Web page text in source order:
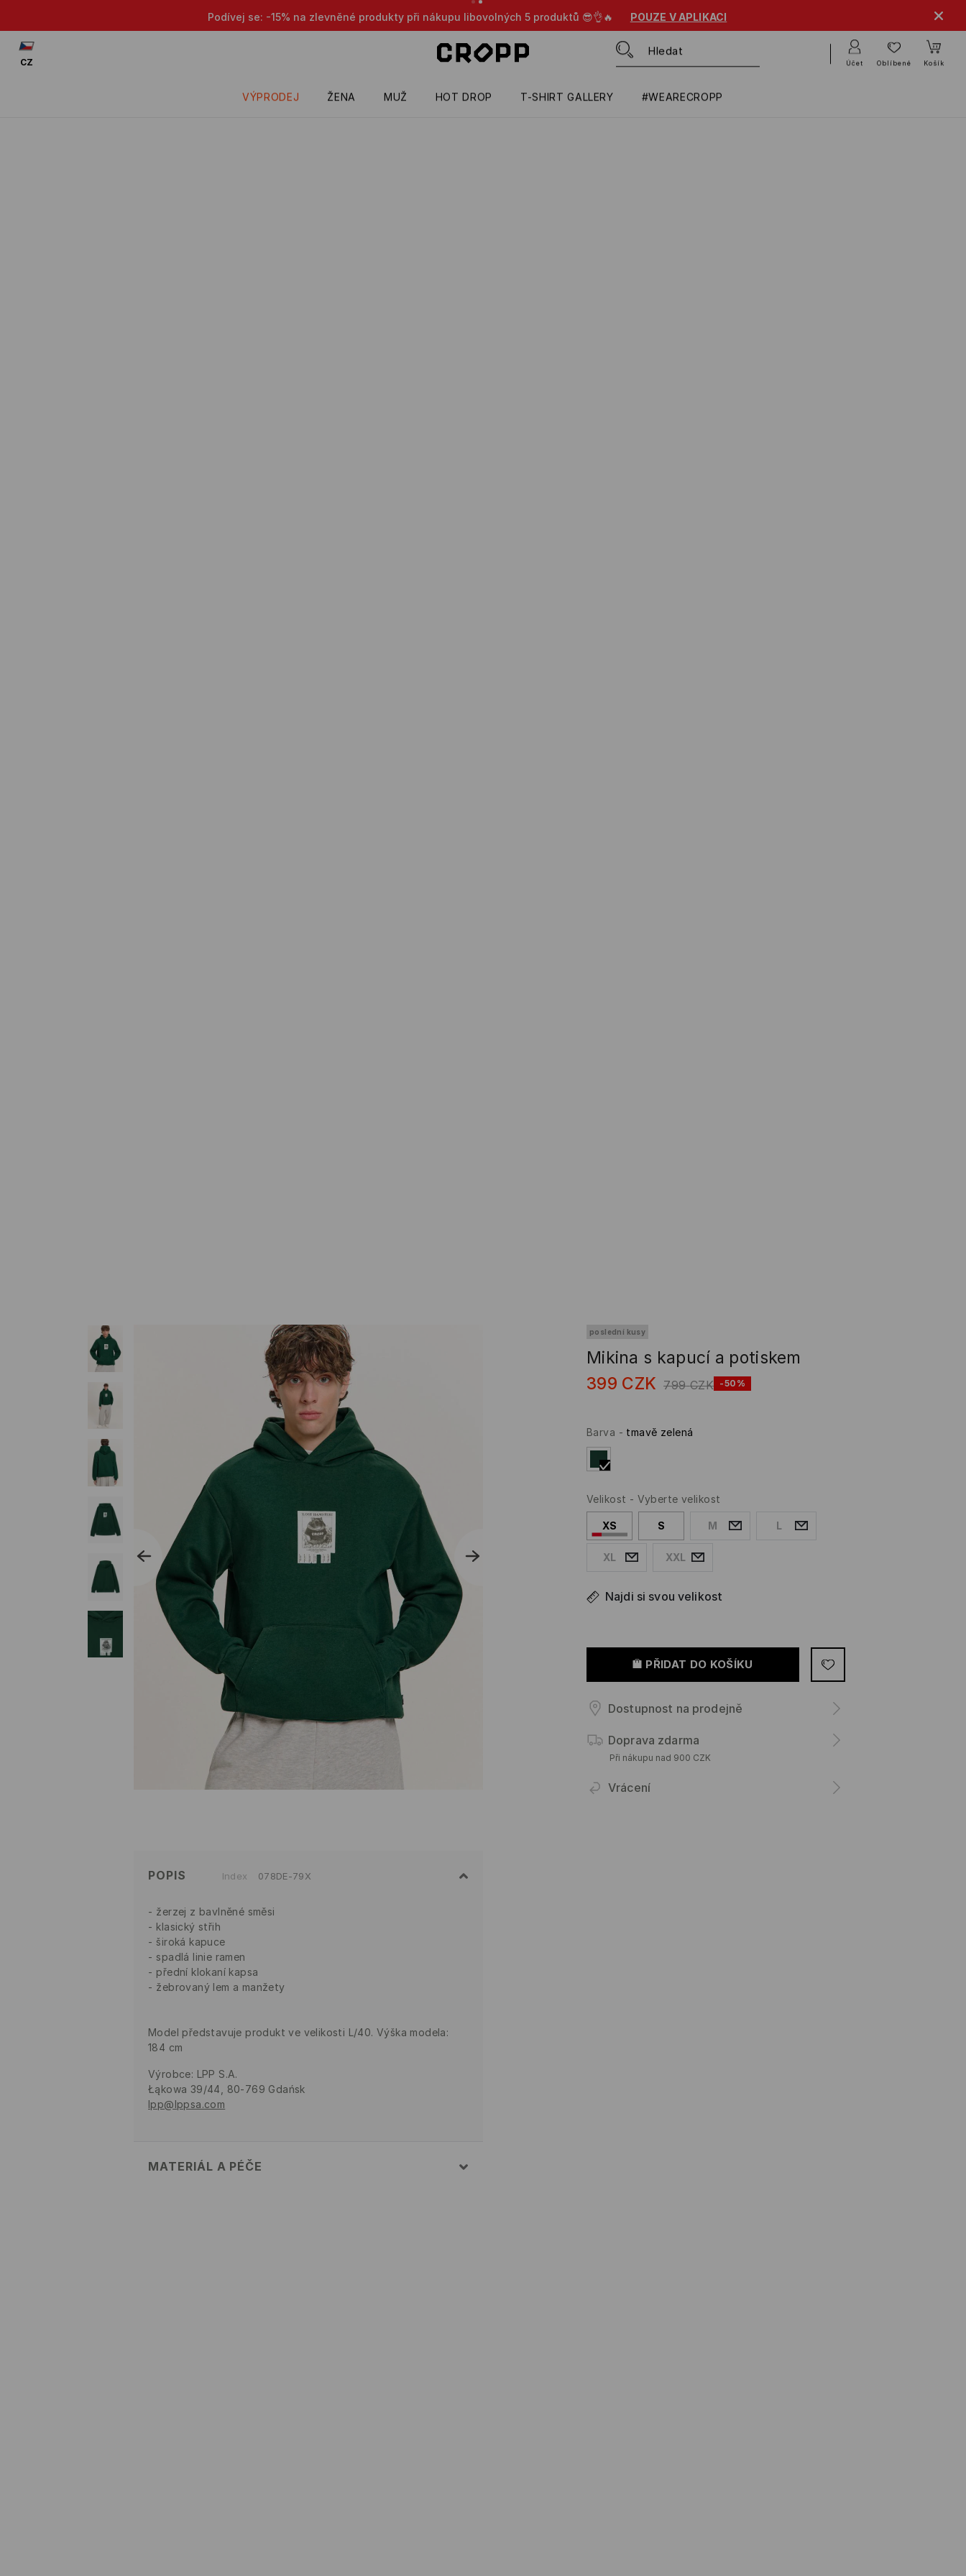
Podívej se: -15% na zlevněné produkty při nákupu libovolných 5 produktů 😎👌🔥 POUZE V APLIKACI
VÝPRODEJ ŽENA MUŽ HOT DROP T-SHIRT GALLERY #WEARECROPP
CZ Účet Oblíbené Košík
poslední kusy
Mikina s kapucí a potiskem
399 CZK 799 CZK -50%
Barva - tmavě zelená
Velikost - Vyberte velikost
XS S M L
XL XXL
Najdi si svou velikost
PŘIDAT DO KOŠÍKU
Dostupnost na prodejně
Doprava zdarma
Při nákupu nad 900 CZK
Vrácení
POPIS Index 078DE-79X
žerzej z bavlněné směsi
klasický střih
široká kapuce
spadlá linie ramen
přední klokaní kapsa
žebrovaný lem a manžety
Model představuje produkt ve velikosti L/40. Výška modela:
184 cm
Výrobce: LPP S.A.
Łąkowa 39/44, 80-769 Gdańsk
lpp@lppsa.com
MATERIÁL A PÉČE